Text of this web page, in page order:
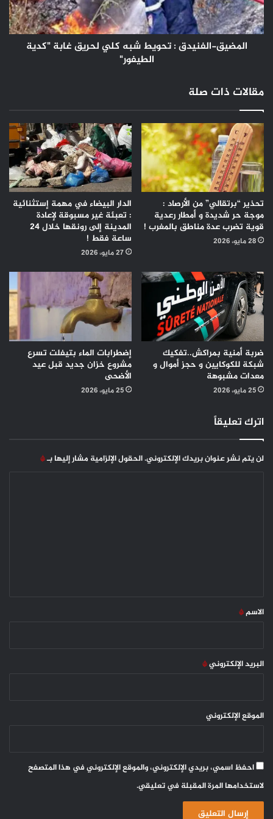
لحريق
غابة
"كدية
الطيفور"المضيق-الفنيدق : تحويط شبه كلي لحريق غابة "كدية
الطيفور"
مقالات ذات صلة
تحذير “برتقالي” من الأرصاد :
موجة حر شديدة و أمطار رعدية
قوية تضرب عدة مناطق بالمغرب !
28 مايو، 2026
الدار البيضاء في مهمة إستثنائية
: تعبئة غير مسبوقة لإعادة
المدينة إلى رونقها خلال 24
ساعة فقط !
27 مايو، 2026
ضربة أمنية بمراكش..تفكيك
شبكة للكوكايين و حجز أموال و
معدات مشبوهة
25 مايو، 2026
إضطرابات الماء بتيفلت تسرع
مشروع خزان جديد قبل عيد
الأضحى
25 مايو، 2026
اترك تعليقاً
لن يتم نشر عنوان بريدك الإلكتروني.الحقول الإلزامية مشار إليها بـ*
*
الاسم*
البريد الإلكتروني*
الموقع الإلكتروني
احفظ اسمي، بريدي الإلكتروني، والموقع الإلكتروني في هذا المتصفح
لاستخدامها المرة المقبلة في تعليقي.